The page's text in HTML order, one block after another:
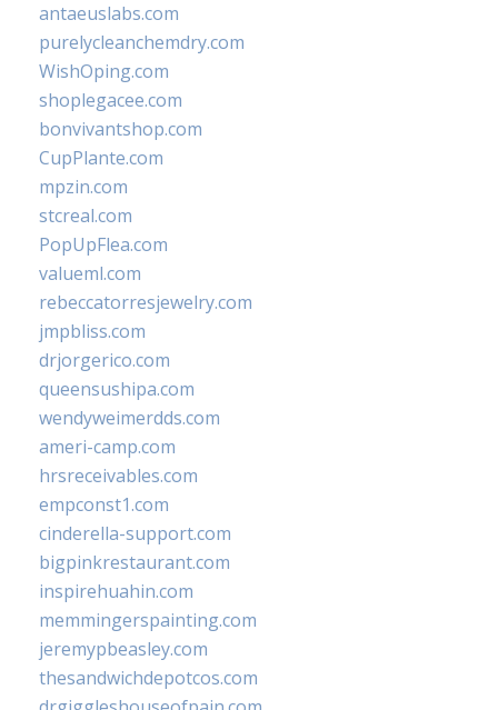
antaeuslabs.com
purelycleanchemdry.com
WishOping.com
shoplegacee.com
bonvivantshop.com
CupPlante.com
mpzin.com
stcreal.com
PopUpFlea.com
valueml.com
rebeccatorresjewelry.com
jmpbliss.com
drjorgerico.com
queensushipa.com
wendyweimerdds.com
ameri-camp.com
hrsreceivables.com
empconst1.com
cinderella-support.com
bigpinkrestaurant.com
inspirehuahin.com
memmingerspainting.com
jeremypbeasley.com
thesandwichdepotcos.com